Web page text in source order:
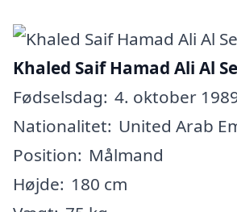
Khaled Saif Hamad Ali Al
Fødselsdag: 4. oktober
Nationalitet: United Arab
Position: Målmand
Højde: 180 cm